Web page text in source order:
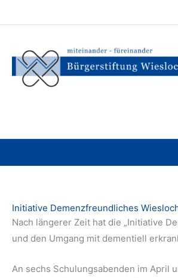
Inhalt
Initiative Demenzfreundliches
Nach längerer Zeit hat die „Initiative
und den Umgang mit dementiell
An sechs Schulungsabenden im April